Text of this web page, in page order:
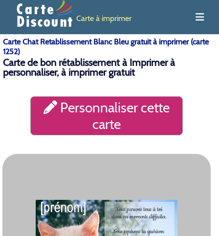
Carte à imprimer
Carte Chat Retablissement Blanc Bleu gratuit à imprimer (carte
1252)
Carte de bon rétablissement à Imprimer à
personnaliser, à imprimer gratuit
Personnaliser cette
carte